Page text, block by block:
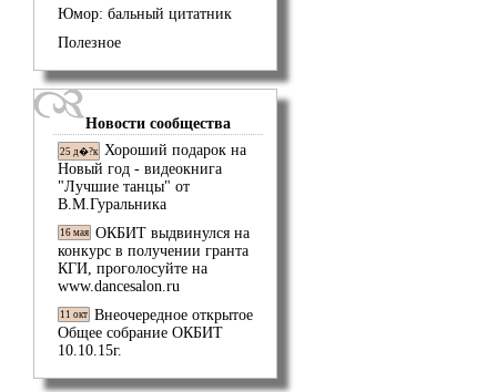
Юмор: бальный цитатник
Полезное
Новости сообщества
25 д�?к Хороший подарок на
Новый год - видеокнига
"Лучшие танцы" от
В.М.Гуральника
16 мая ОКБИТ выдвинулся на
конкурс в получении гранта
КГИ, проголосуйте на
www.dancesalon.ru
11 окт Внеочередное открытое
Общее собрание ОКБИТ
10.10.15г.